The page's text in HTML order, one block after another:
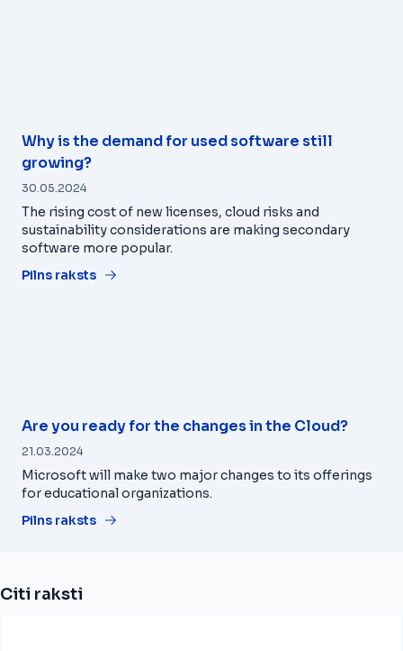
Why is the demand for used software still
growing?
30.05.2024
The rising cost of new licenses, cloud risks and
sustainability considerations are making secondary
software more popular.
Pilns raksts
Are you ready for the changes in the Cloud?
21.03.2024
Microsoft will make two major changes to its offerings
for educational organizations.
Pilns raksts
Citi raksti